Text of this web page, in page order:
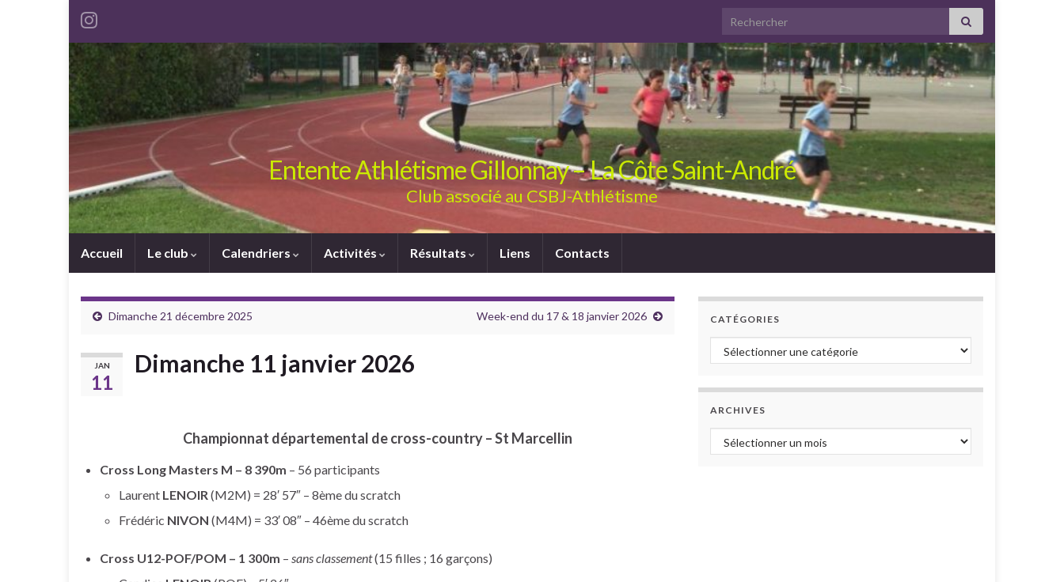
Search for:
Entente Athlétisme Gillonnay – La Côte Saint-André
Club associé au CSBJ-Athlétisme
Accueil Le club Calendriers Activités Résultats Liens Contacts
Dimanche 21 décembre 2025 Week-end du 17 & 18 janvier 2026
JAN
11
Dimanche 11 janvier 2026
Championnat départemental de cross-country – St Marcellin
Cross Long Masters M – 8 390m – 56 participants
Laurent LENOIR (M2M) = 28′ 57″ – 8ème du scratch
Frédéric NIVON (M4M) = 33′ 08″ – 46ème du scratch
Cross U12-POF/POM – 1 300m – sans classement(15 filles ; 16 garçons)
CATÉGORIES
Catégories
ARCHIVES
Archives